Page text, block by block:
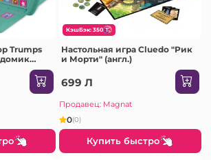
Trumps
КэшБэк: 350
Настольная игра Cluedo "Рик
и Морти" (англ.)
699 Л
Продавец: Magnat
0(0)
Купить быстро